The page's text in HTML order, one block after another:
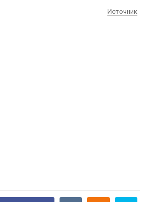
Источник